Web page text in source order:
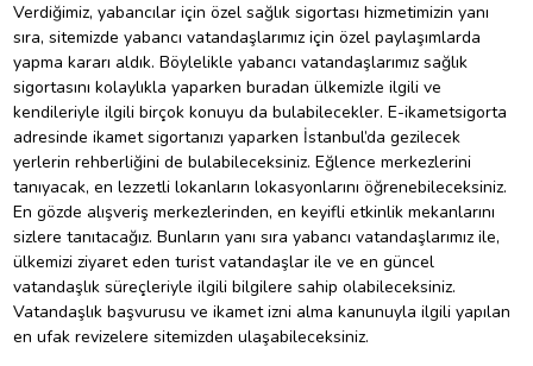
Verdiğimiz, yabancılar için özel sağlık sigortası hizmetimizin yanı
sıra, sitemizde yabancı vatandaşlarımız için özel paylaşımlarda
yapma kararı aldık. Böylelikle yabancı vatandaşlarımız sağlık
sigortasını kolaylıkla yaparken buradan ülkemizle ilgili ve
kendileriyle ilgili birçok konuyu da bulabilecekler. E-ikametsigorta
adresinde ikamet sigortanızı yaparken İstanbul’da gezilecek
yerlerin rehberliğini de bulabileceksiniz. Eğlence merkezlerini
tanıyacak, en lezzetli lokanların lokasyonlarını öğrenebileceksiniz.
En gözde alışveriş merkezlerinden, en keyifli etkinlik mekanlarını
sizlere tanıtacağız. Bunların yanı sıra yabancı vatandaşlarımız ile,
ülkemizi ziyaret eden turist vatandaşlar ile ve en güncel
vatandaşlık süreçleriyle ilgili bilgilere sahip olabileceksiniz.
Vatandaşlık başvurusu ve ikamet izni alma kanunuyla ilgili yapılan
en ufak revizelere sitemizden ulaşabileceksiniz.